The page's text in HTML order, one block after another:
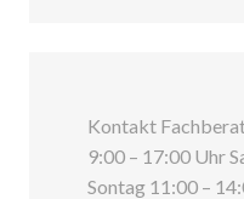
Kontakt
9:00 – 17:00 Uhr
Sontag 11:00 –